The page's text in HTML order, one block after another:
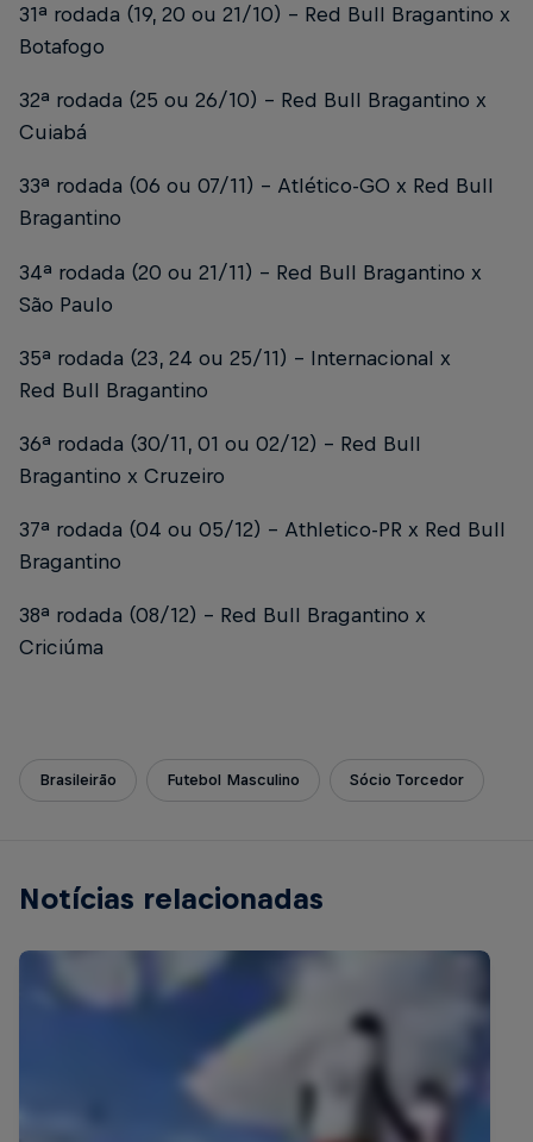
31ª rodada (19, 20 ou 21/10) – Red Bull Bragantino x
Botafogo
32ª rodada (25 ou 26/10) – Red Bull Bragantino x
Cuiabá
33ª rodada (06 ou 07/11) – Atlético-GO x Red Bull
Bragantino
34ª rodada (20 ou 21/11) – Red Bull Bragantino x
São Paulo
35ª rodada (23, 24 ou 25/11) – Internacional x
Red Bull Bragantino
36ª rodada (30/11, 01 ou 02/12) – Red Bull
Bragantino x Cruzeiro
37ª rodada (04 ou 05/12) – Athletico-PR x Red Bull
Bragantino
38ª rodada (08/12) – Red Bull Bragantino x
Criciúma
Brasileirão Futebol Masculino Sócio Torcedor
Notícias relacionadas